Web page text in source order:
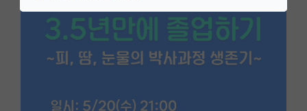
연구실(PI) 홍보 게시판
석박사 채용 정보 게시판
임용 정보 게시판